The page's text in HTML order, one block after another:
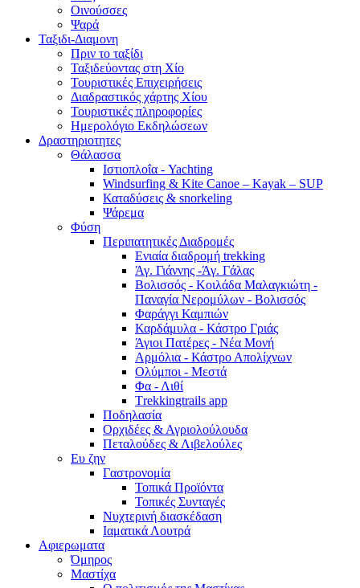
Οινούσσες
Ψαρά
Ταξιδι-Διαμονη
Πριν το ταξίδι
Ταξιδεύοντας στη Χίο
Τουριστικές Επιχειρήσεις
Διαδραστικός χάρτης Χίου
Τουριστικές πληροφορίες
Ημερολόγιο Εκδηλώσεων
Δραστηριοτητες
Θάλασσα
Ιστιοπλοΐα - Yachting
Windsurfing & Kite Canoe – Kayak – SUP
Καταδύσεις & snorkeling
Ψάρεμα
Φύση
Περιπατητικές Διαδρομές
Ενιαία διαδρομή trekking
Άγ. Γιάννης -Άγ. Γάλας
Βολισσός - Κοιλάδα Μαλαγκιώτη -
Παναγία Νερομύλων - Βολισσός
Φαράγγι Καμπιών
Καρδάμυλα - Κάστρο Γριάς
Άγιοι Πατέρες - Νέα Μονή
Αρμόλια - Κάστρο Απολίχνων
Ολύμποι - Μεστά
Φα - Λιθί
Τrekkingtrails app
Ποδηλασία
Ορχιδέες & Αγριολούλουδα
Πεταλούδες & Λιβελούλες
Ευ ζην
Γαστρονομία
Τοπικά Προϊόντα
Τοπικές Συνταγές
Νυχτερινή διασκέδαση
Ιαματικά Λουτρά
Αφιερωματα
Όμηρος
Μαστίχα